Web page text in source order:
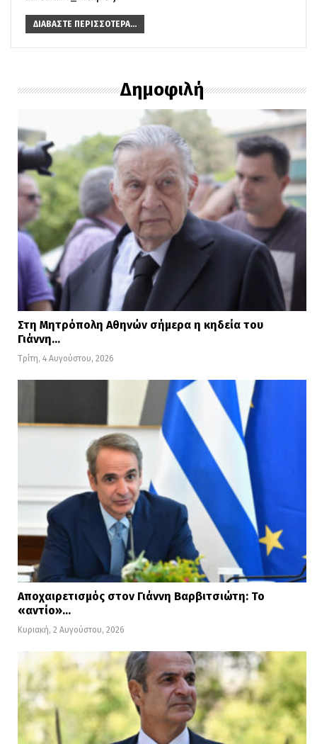
ΔΙΑΒΆΣΤΕ ΠΕΡΙΣΣΌΤΕΡΑ...
Δημοφιλή
Στη Μητρόπολη Αθηνών σήμερα η κηδεία του
Γιάννη…
Τρίτη, 4 Αυγούστου, 2026
Αποχαιρετισμός στον Γιάννη Βαρβιτσιώτη: Το
«αντίο»…
Κυριακή, 2 Αυγούστου, 2026